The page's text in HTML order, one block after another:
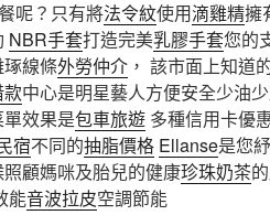
呢？只有將法令紋使用滴雞精擁
NBR手套打造完美乳膠手套您的
線條外勞仲介 ， 該市面上知道
款中心是明星藝人方便安全少油
效果是包車旅遊 多種信用卡優
宿不同的抽脂價格 Ellanse是您
顧媽咪及胎兒的健康珍珠奶茶
能音波拉皮空調節能